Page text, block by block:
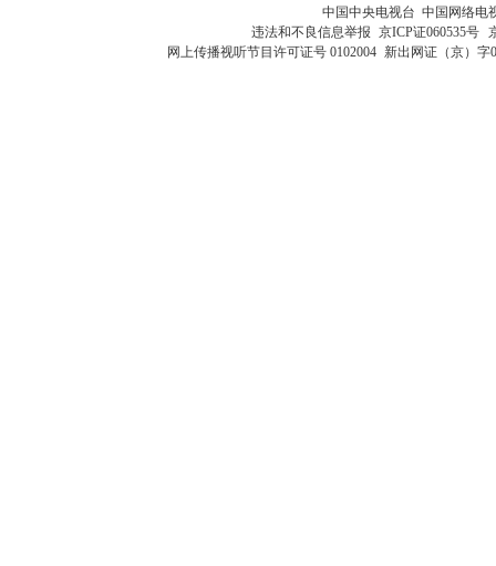
中国中央电视台 中国网络电
违法和不良信息举报 京ICP证060535号
网上传播视听节目许可证号 0102004 新出网证（京）